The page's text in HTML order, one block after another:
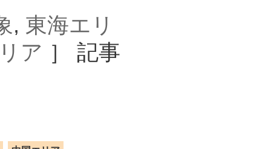
, 東海エリ
ア ］ 記事